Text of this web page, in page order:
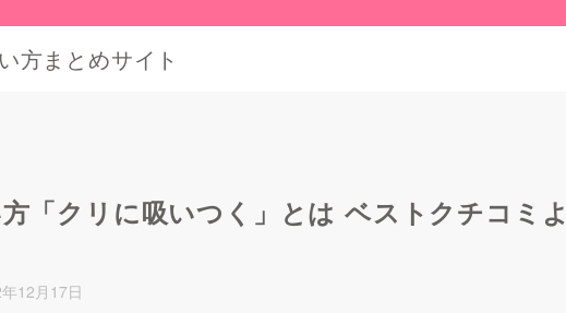
方まとめサイト
「クリに吸いつく」とは ベストクチコミよ
12月17日